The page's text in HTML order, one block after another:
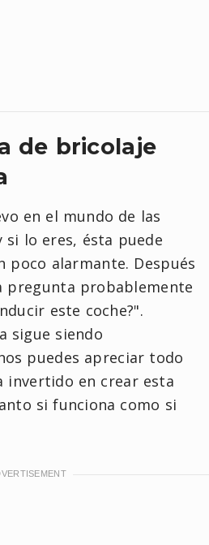
de bricolaje
en el mundo de las
si lo eres, ésta puede
poco alarmante. Después
probablemente
este coche?".
sigue siendo
puedes apreciar todo
invertido en crear esta
si funciona como si